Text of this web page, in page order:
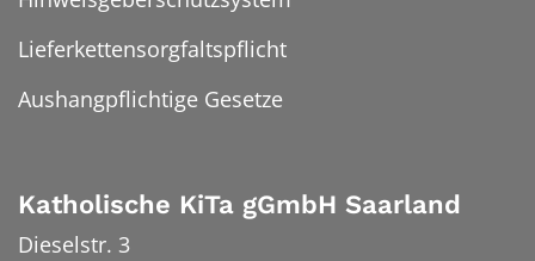
Lieferkettensorgfaltspflicht
Aushangpflichtige Gesetze
Katholische KiTa gGmbH Saarland
Dieselstr. 3